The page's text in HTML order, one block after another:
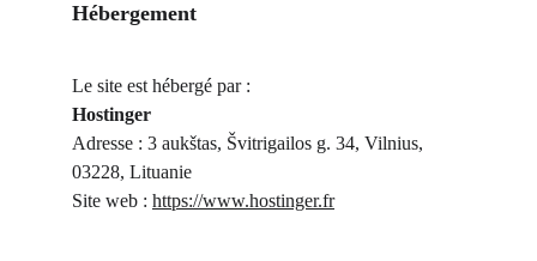
Hébergement
Le site est hébergé par :
Hostinger
Adresse : 3 aukštas, Švitrigailos g. 34, Vilnius,
03228, Lituanie
Site web : https://www.hostinger.fr